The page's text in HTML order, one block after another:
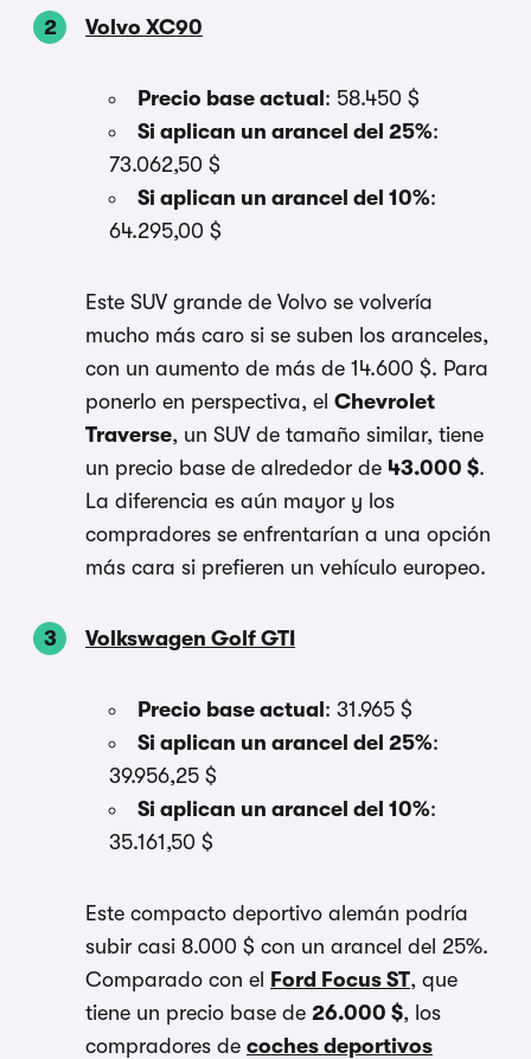
Volvo XC90
Precio base actual: 58.450 $
Si aplican un arancel del 25%:
73.062,50 $
Si aplican un arancel del 10%:
64.295,00 $
Este SUV grande de Volvo se volvería
mucho más caro si se suben los aranceles,
con un aumento de más de 14.600 $. Para
ponerlo en perspectiva, el Chevrolet
Traverse, un SUV de tamaño similar, tiene
un precio base de alrededor de 43.000 $.
La diferencia es aún mayor y los
compradores se enfrentarían a una opción
más cara si prefieren un vehículo europeo.
Volkswagen Golf GTI
Precio base actual: 31.965 $
Si aplican un arancel del 25%:
39.956,25 $
Si aplican un arancel del 10%:
35.161,50 $
Este compacto deportivo alemán podría
subir casi 8.000 $ con un arancel del 25%.
Comparado con el Ford Focus ST, que
tiene un precio base de 26.000 $, los
compradores de coches deportivos